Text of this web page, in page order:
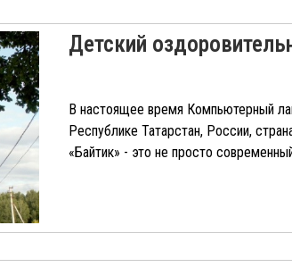
Детский
В настоящее время Компьютерный
Республике Татарстан, России,
«Байтик» - это не просто